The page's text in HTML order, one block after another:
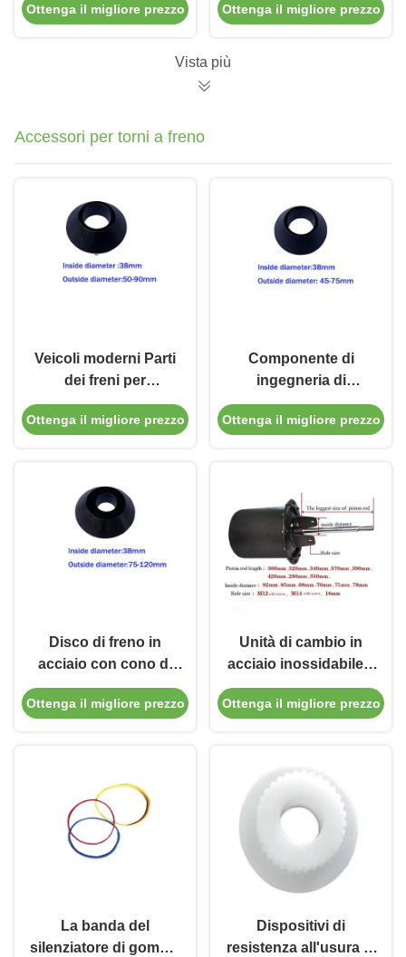
diametro per la
Ottenga il migliore prezzo
funzionante senza
Ottenga il migliore prezzo
Vista più
Accessori per torni a freno
Veicoli moderni Parti
dei freni per
autoveicoli Disco di
freno
Ottenga il migliore prezzo
Componente di
ingegneria di
precisione Torno di
freno cono di centro
Ottenga il migliore prezzo
Disco di freno in
acciaio con cono di
centraggio di 75-120
mm di diametro
Ottenga il migliore prezzo
Unità di cambio in
acciaio inossidabile a
prova di polvere per
cambio pneumatici
Ottenga il migliore prezzo
La banda del
silenziatore di gomma
Dispositivi di
resistenza all'usura di